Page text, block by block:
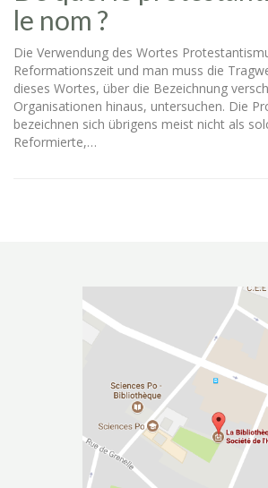
le nom ?
Die Verwendung des Wortes
Reformationszeit und man muss die
dieses Wortes, über die Bezeichnung
Organisationen hinaus, untersuchen. Die
bezeichnen sich übrigens meist nicht als
Reformierte,…